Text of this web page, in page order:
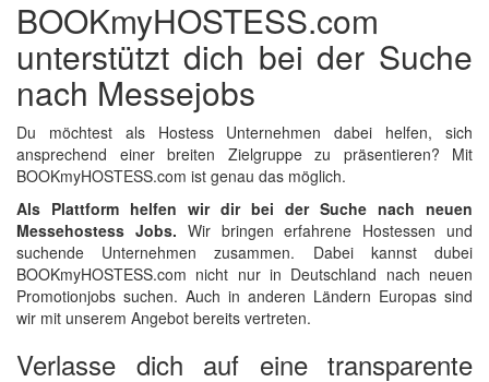
BOOKmyHOSTESS.com
unterstützt dich bei der Suche
nach Messejobs
Du möchtest als Hostess Unternehmen dabei helfen, sich
ansprechend einer breiten Zielgruppe zu präsentieren? Mit
BOOKmyHOSTESS.com ist genau das möglich.
Als Plattform helfen wir dir bei der Suche nach neuen
Messehostess Jobs. Wir bringen erfahrene Hostessen und
suchende Unternehmen zusammen. Dabei kannst dubei
BOOKmyHOSTESS.com nicht nur in Deutschland nach neuen
Promotionjobs suchen. Auch in anderen Ländern Europas sind
wir mit unserem Angebot bereits vertreten.
Verlasse dich auf eine transparente